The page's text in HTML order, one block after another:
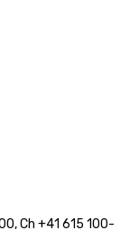
, Ch +41 615 100-